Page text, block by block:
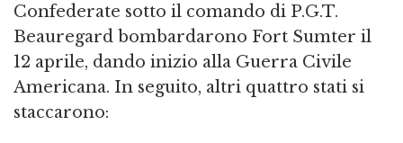
Confederate sotto il comando di P.G.T.
Beauregard bombardarono Fort Sumter il
12 aprile, dando inizio alla Guerra Civile
Americana. In seguito, altri quattro stati si
staccarono: